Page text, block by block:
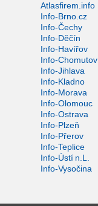
Atlasfirem.info
Info-Brno.cz
Info-Čechy
Info-Děčín
Info-Havířov
Info-Chomutov
Info-Jihlava
Info-Kladno
Info-Morava
Info-Olomouc
Info-Ostrava
Info-Plzeň
Info-Přerov
Info-Teplice
Info-Ústí n.L.
Info-Vysočina